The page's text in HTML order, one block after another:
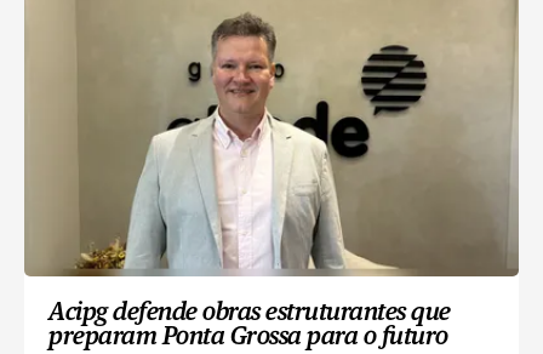
Acipg defende obras estruturantes que
preparam Ponta Grossa para o futuro